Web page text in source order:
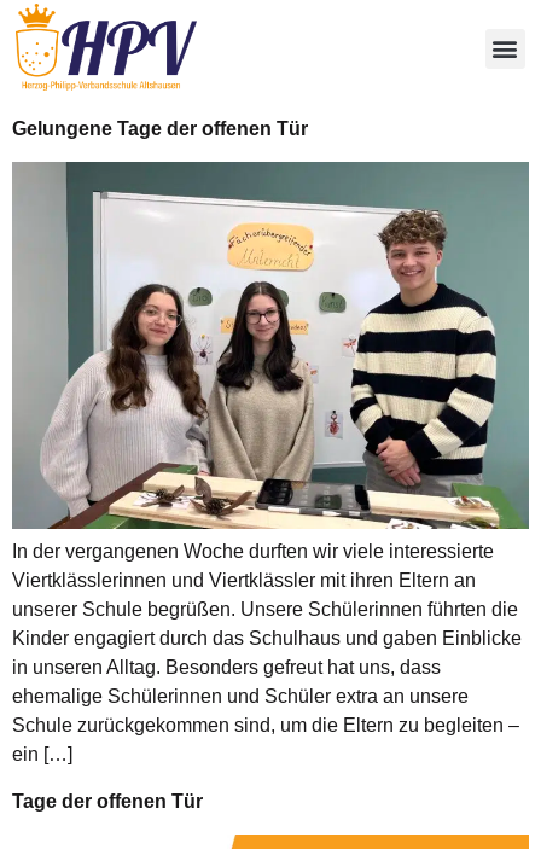
Gelungene Tage der offenen Tür
In der vergangenen Woche durften wir viele interessierte
Viertklässlerinnen und Viertklässler mit ihren Eltern an
unserer Schule begrüßen. Unsere Schülerinnen führten die
Kinder engagiert durch das Schulhaus und gaben Einblicke
in unseren Alltag. Besonders gefreut hat uns, dass
ehemalige Schülerinnen und Schüler extra an unsere
Schule zurückgekommen sind, um die Eltern zu begleiten –
ein […]
Tage der offenen Tür